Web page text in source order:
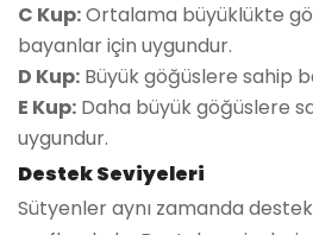
C Kup:Ortalama büyüklükte
bayanlar için uygundur.
D Kup: Büyük göğüslere sahip
E Kup: Daha büyük göğüslere
uygundur.
Destek Seviyeleri
Sütyenler aynı zamanda